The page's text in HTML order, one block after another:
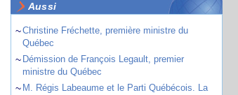
Aussi
~Christine Fréchette, première ministre du
Québec
~ Démission de François Legault, premier
ministre du Québec
~ M. Régis Labeaume et le Parti Québécois. La